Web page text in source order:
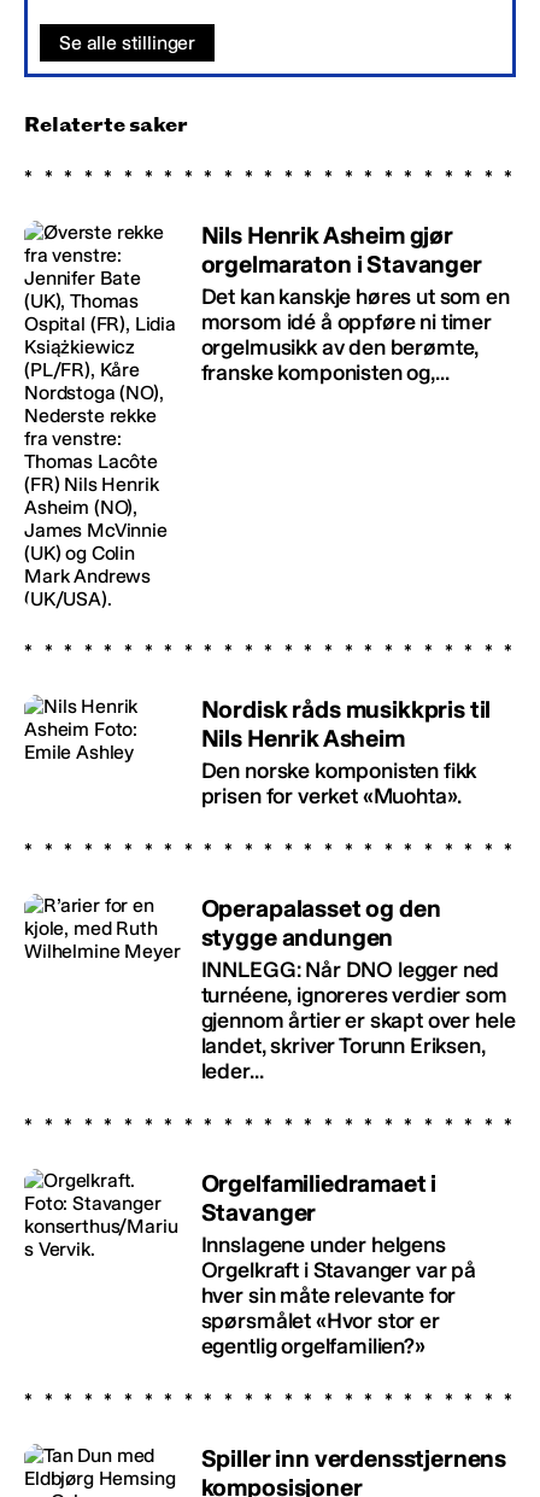
Se alle stillinger
Relaterte saker
Nils Henrik Asheim gjør
orgelmaraton i Stavanger
Det kan kanskje høres ut som en
morsom idé å oppføre ni timer
orgelmusikk av den berømte,
franske komponisten og,...
Nordisk råds musikkpris til
Nils Henrik Asheim
Den norske komponisten fikk
prisen for verket «Muohta».
Operapalasset og den
stygge andungen
INNLEGG: Når DNO legger ned
turnéene, ignoreres verdier som
gjennom årtier er skapt over hele
landet, skriver Torunn Eriksen,
leder...
Orgelfamiliedramaet i
Stavanger
Innslagene under helgens
Orgelkraft i Stavanger var på
hver sin måte relevante for
spørsmålet «Hvor stor er
egentlig orgelfamilien?»
Spiller inn verdensstjernens
komposisjoner